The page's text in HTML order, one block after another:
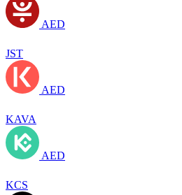
AED
JST
AED
KAVA
AED
KCS